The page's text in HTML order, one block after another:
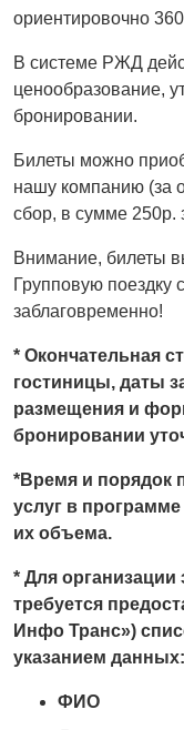
ориентировочно
В системе РЖД
ценообразование,
бронировании.
Билеты можно
нашу компанию (за
сбор, в сумме 250р.
Внимание, билеты
Групповую поездку
заблаговременно!
* Окончательная
гостиницы, даты
размещения и
бронировании
*Время и порядок
услуг в
их объема.
* Для
требуется
Инфо Транс»)
указанием данных:
ФИО